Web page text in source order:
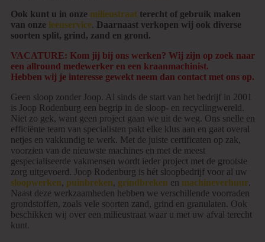
Ook kunt u in onze milieustraatterecht of gebruik maken
van onze leenservice. Daarnaast verkopen wij ook diverse
soorten split, grind, zand en grond.
VACATURE: Kom jij bij ons werken? Wij zijn op zoek naar
een allround medewerker en een kraanmachinist.
Hebben wij je interesse gewekt neem dan contact met ons op.
Geen sloop zonder Joop. Al sinds de start van het bedrijf in 2001
is Joop Rodenburg een begrip in de sloop- en recyclingwereld.
Niet zo gek, want geen project gaan we uit de weg. Ons snelle en
efficiënte team van specialisten pakt elke klus aan en gaat overal
netjes en vakkundig te werk. Met de juiste certificaten op zak,
voorzien van de nieuwste machines en met de meest
gespecialiseerde vakmensen wordt ieder project met de grootste
zorg uitgevoerd. Joop Rodenburg is hét sloopbedrijf voor al uw
sloopwerken, puinbreken, grindbreken en machineverhuur.
Naast deze werkzaamheden hebben we verschillende voorraden
grondstoffen, zoals vele soorten zand, grind en granulaten. Ook
beschikken wij over een milieustraat waar u met uw afval terecht
kunt.